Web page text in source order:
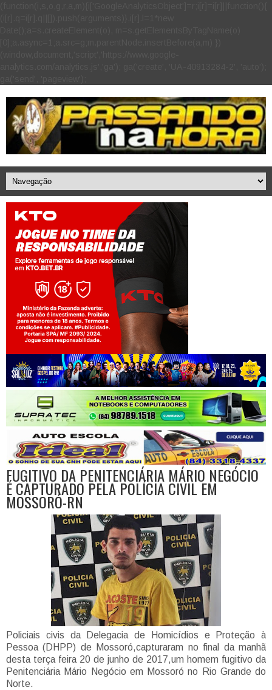
Jogue com responsabilidade. 18+
FUGITIVO DA PENITENCIÁRIA MÁRIO NEGÓCIO
É CAPTURADO PELA POLÍCIA CIVIL EM
MOSSORÓ-RN
Policiais civis da Delegacia de Homicídios e Proteção à
Pessoa (DHPP) de Mossoró,capturaram no final da manhã
desta terça feira 20 de junho de 2017,um homem fugitivo da
Penitenciária Mário Negócio em Mossoró no Rio Grande do
Norte.